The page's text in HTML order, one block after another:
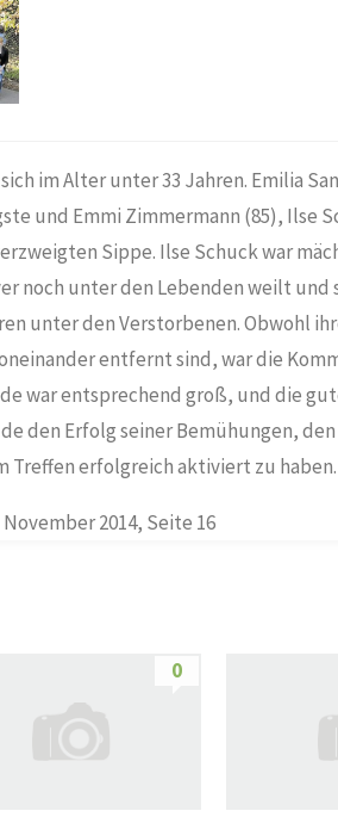
im Alter unter 33 Jahren. Emilia
und Emmi Zimmermann (85), Ilse
Sippe. Ilse Schuck war
noch unter den Lebenden weilt und
unter den Verstorbenen. Obwohl
entfernt sind, war die
war entsprechend groß, und die
den Erfolg seiner Bemühungen,
Treffen erfolgreich aktiviert zu
2014, Seite 16
0